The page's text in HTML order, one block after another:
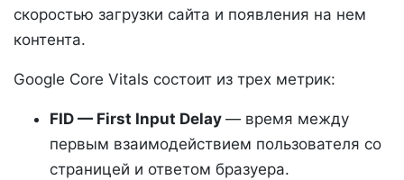
скоростью загрузки сайта и появления на нем
контента.
Google Core Vitals состоит из трех метрик:
FID — First Input Delay — время между
первым взаимодействием пользователя со
страницей и ответом бразуера.